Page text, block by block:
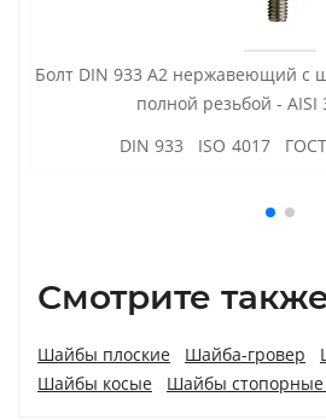
Болт DIN 933 А2 нержавеющий с
полной резьбой - AISI
DIN 933 ISO 4017
Смотрите
Шайбы плоские Шайба-гровер
Шайбы косые
Шайбы стопорные